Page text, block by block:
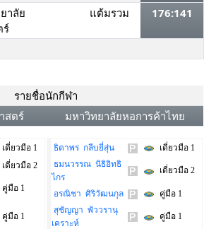
าลัย
ร์
แต้มรวม 176:141
รายชื่อนักกีฬา
สตร์
มหาวิทยาลัยหอการค้าไทย
เดี่ยวมือ 1
เดี่ยวมือ 2
คู่มือ 1
คู่มือ 1
ธิดาพร กลีบยี่สุ่น
เดี่ยวมือ 1
ธมนวรรณ นิธิอิทธิ
ไกร
เดี่ยวมือ 2
อรณิชา ศิริวัฒนกุล
คู่มือ 1
สุชัญญา พัววรานุ
เคราะห์
คู่มือ 1